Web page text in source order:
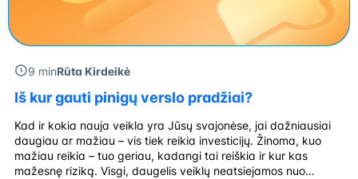
9 minRūta Kirdeikė
Iš kur gauti pinigų verslo pradžiai?
Kad ir kokia nauja veikla yra Jūsų svajonėse, jai dažniausiai
daugiau ar mažiau – vis tiek reikia investicijų. Žinoma, kuo
mažiau reikia – tuo geriau, kadangi tai reiškia ir kur kas
mažesnę riziką. Visgi, daugelis veiklų neatsiejamos nuo